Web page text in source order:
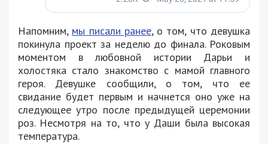
Напомним, мы писали ранее, о том, что девушка
покинула проект за неделю до финала. Роковым
моментом в любовной истории Дарьи и
холостяка стало знакомство с мамой главного
героя. Девушке сообщили, о том, что ее
свидание будет первым и начнется оно уже на
следующее утро после предыдущей церемонии
роз. Несмотря на то, что у Даши была высокая
температура.